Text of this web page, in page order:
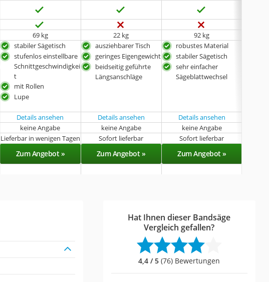
69 kg 22 kg 92 kg
stabiler Sägetisch
stufenlos einstellbare
Schnittgeschwindigkei
t
mit Rollen
Lupe
ausziehbarer Tisch
geringes Eigengewicht
beidseitig geführte
Längsanschläge
robustes Material
stabiler Sägetisch
sehr einfacher
Sägeblattwechsel
Details ansehen Details ansehen Details ansehen
keine Angabe keine Angabe keine Angabe
Lieferbar in wenigen Tagen Sofort lieferbar Sofort lieferbar
Zum Angebot » Zum Angebot » Zum Angebot »
Hat Ihnen dieser Bandsäge
Vergleich gefallen?
4,4 / 5 (76) Bewertungen